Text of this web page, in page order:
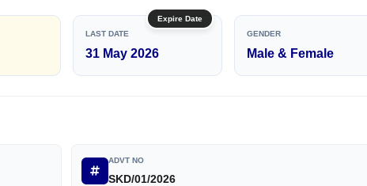
Expire Date
LAST DATE
31 May 2026
GENDER
Male & Female
ADVT NO
SKD/01/2026